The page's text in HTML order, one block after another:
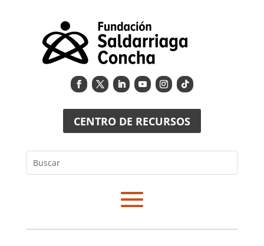
CENTRO DE RECURSOS
Buscar